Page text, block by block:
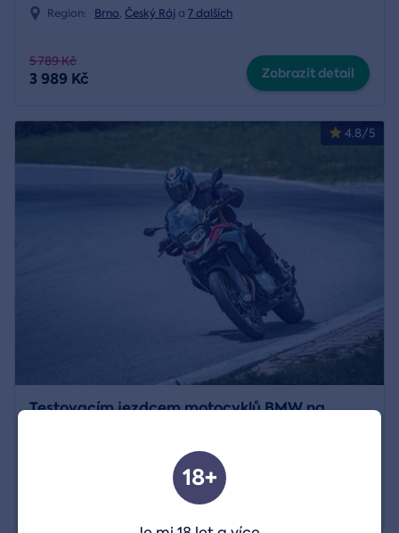
Region: Brno, Český Ráj a 7 dalších
5 789 Kč
3 989 Kč Zobrazit detail
4.8/5
Testovacím jezdcem motocyklů BMW na
18+